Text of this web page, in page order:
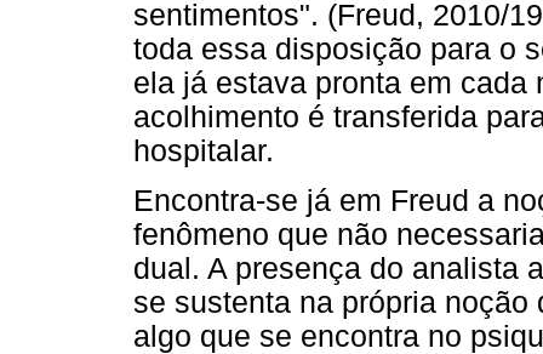
sentimentos". (Freud, 2010/
toda essa disposição para o
ela já estava pronta em
acolhimento é transferida
hospitalar.
Encontra-se já em Freud a
fenômeno que não
dual. A presença do analista
se sustenta na própria
algo que se encontra no